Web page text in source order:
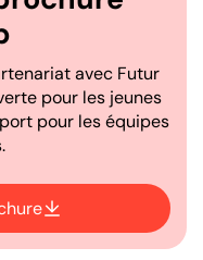
avec Futur
pour les jeunes
pour les équipes